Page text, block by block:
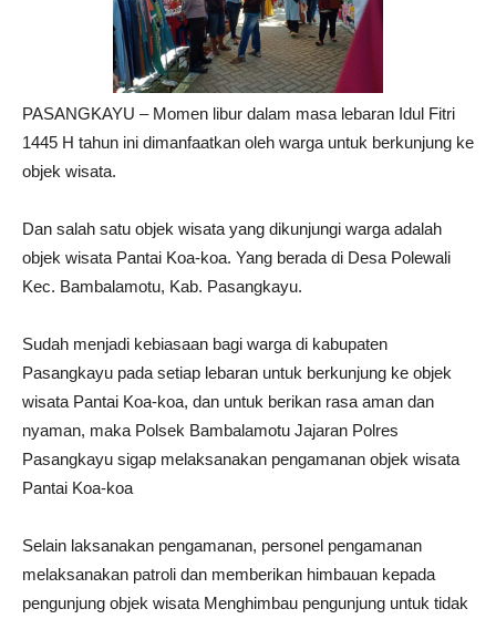
PASANGKAYU – Momen libur dalam masa lebaran Idul Fitri
1445 H tahun ini dimanfaatkan oleh warga untuk berkunjung ke
objek wisata.
Dan salah satu objek wisata yang dikunjungi warga adalah
objek wisata Pantai Koa-koa. Yang berada di Desa Polewali
Kec. Bambalamotu, Kab. Pasangkayu.
Sudah menjadi kebiasaan bagi warga di kabupaten
Pasangkayu pada setiap lebaran untuk berkunjung ke objek
wisata Pantai Koa-koa, dan untuk berikan rasa aman dan
nyaman, maka Polsek Bambalamotu Jajaran Polres
Pasangkayu sigap melaksanakan pengamanan objek wisata
Pantai Koa-koa
Selain laksanakan pengamanan, personel pengamanan
melaksanakan patroli dan memberikan himbauan kepada
pengunjung objek wisata Menghimbau pengunjung untuk tidak